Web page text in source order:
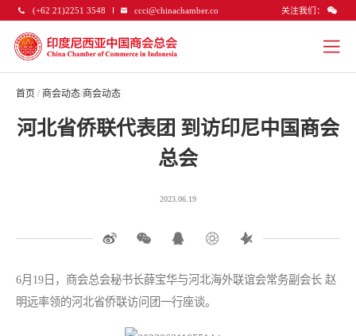
(+62 21)2251 3548 ccci@chinachamber.co 关注我们：
首页 / 商会动态/商会动态
河北省侨联代表团 到访印尼中国商会
总会
2023.06.19
6月19日，商会总会秘书长薛宝华与河北海外联谊会常务副会长 赵
明远率领的河北省侨联访问团一行座谈。